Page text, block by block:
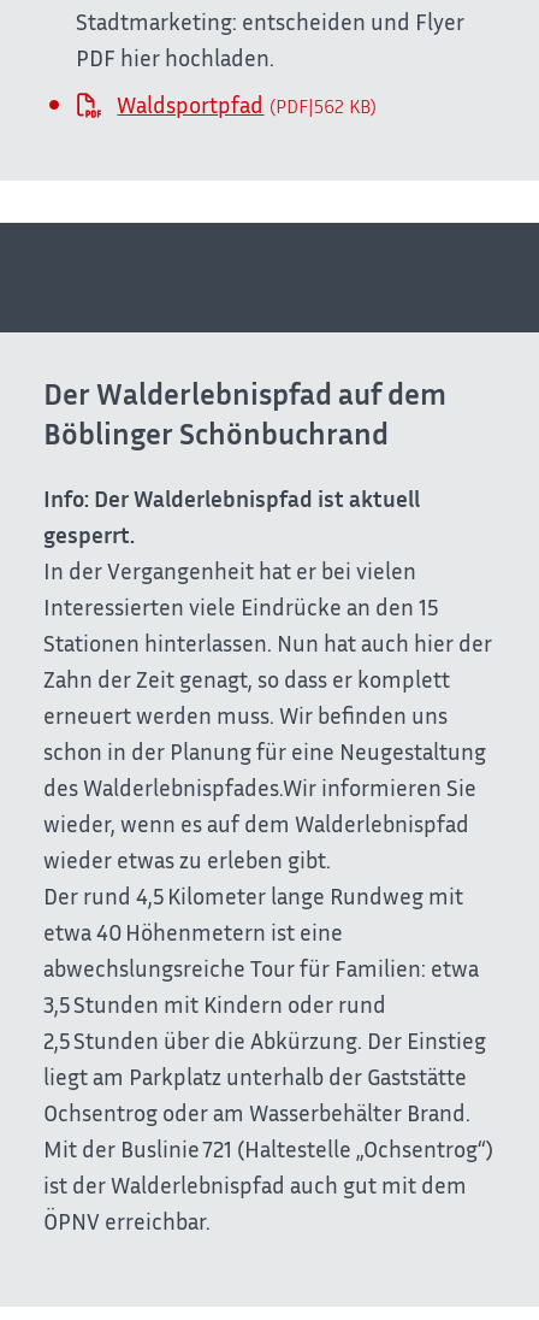
Stadtmarketing: entscheiden und Flyer
PDF hier hochladen.
Waldsportpfad (PDF|562 KB)
Der Walderlebnispfad auf dem
Böblinger Schönbuchrand
Info: Der Walderlebnispfad ist aktuell
gesperrt.
In der Vergangenheit hat er bei vielen
Interessierten viele Eindrücke an den 15
Stationen hinterlassen. Nun hat auch hier der
Zahn der Zeit genagt, so dass er komplett
erneuert werden muss. Wir befinden uns
schon in der Planung für eine Neugestaltung
des Walderlebnispfades.Wir informieren Sie
wieder, wenn es auf dem Walderlebnispfad
wieder etwas zu erleben gibt.
Der rund 4,5 Kilometer lange Rundweg mit
etwa 40 Höhenmetern ist eine
abwechslungsreiche Tour für Familien: etwa
3,5 Stunden mit Kindern oder rund
2,5 Stunden über die Abkürzung. Der Einstieg
liegt am Parkplatz unterhalb der Gaststätte
Ochsentrog oder am Wasserbehälter Brand.
Mit der Buslinie 721 (Haltestelle „Ochsentrog“)
ist der Walderlebnispfad auch gut mit dem
ÖPNV erreichbar.